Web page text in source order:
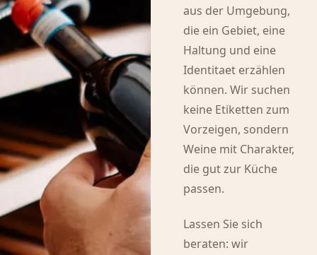
aus der Umgebung,
die ein Gebiet, eine
Haltung und eine
Identitaet erzählen
können. Wir suchen
keine Etiketten zum
Vorzeigen, sondern
Weine mit Charakter,
die gut zur Küche
passen.
Lassen Sie sich
beraten: wir